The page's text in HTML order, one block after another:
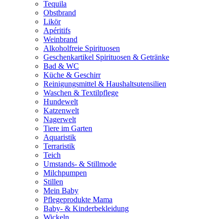
Tequila
Obstbrand
Likör
Apéritifs
Weinbrand
Alkoholfreie Spirituosen
Geschenkartikel Spirituosen & Getränke
Bad & WC
Küche & Geschirr
Reinigungsmittel & Haushaltsutensilien
Waschen & Textilpflege
Hundewelt
Katzenwelt
Nagerwelt
Tiere im Garten
Aquaristik
Terraristik
Teich
Umstands- & Stillmode
Milchpumpen
Stillen
Mein Baby
Pflegeprodukte Mama
Baby- & Kinderbekleidung
Wickeln